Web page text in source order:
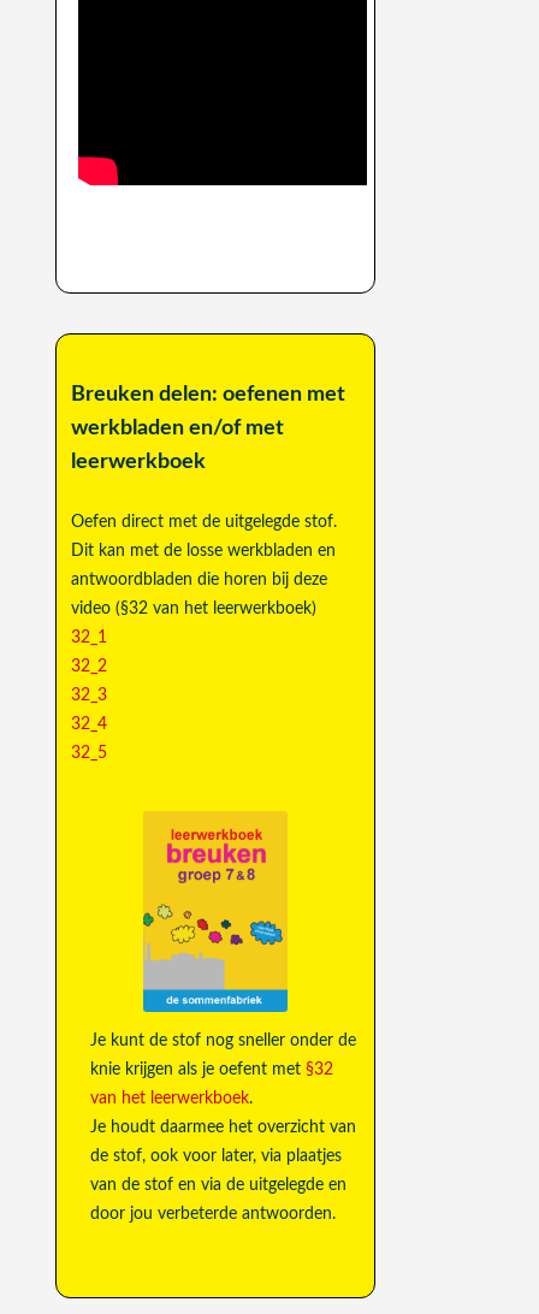
Breuken delen: oefenen met
werkbladen en/of met
leerwerkboek
Oefen direct met de uitgelegde stof.
Dit kan met de losse werkbladen en
antwoordbladen die horen bij deze
video (§32 van het leerwerkboek)
32_1
32_2
32_3
32_4
32_5
Je kunt de stof nog sneller onder de
knie krijgen als je oefent met §32
van het leerwerkboek.
Je houdt daarmee het overzicht van
de stof, ook voor later, via plaatjes
van de stof en via de uitgelegde en
door jou verbeterde antwoorden.